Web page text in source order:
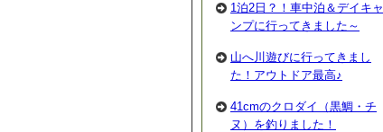
1泊2日？！車中泊＆デイキャ
ンプに行ってきました～
山へ川遊びに行ってきまし
た！アウトドア最高♪
41cmのクロダイ（黒鯛・チ
ヌ）を釣りました！